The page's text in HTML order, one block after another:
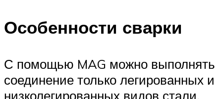
Особенности сварки
С помощью MAG можно выполнять
соединение только легированных и
низколегированных видов стали.